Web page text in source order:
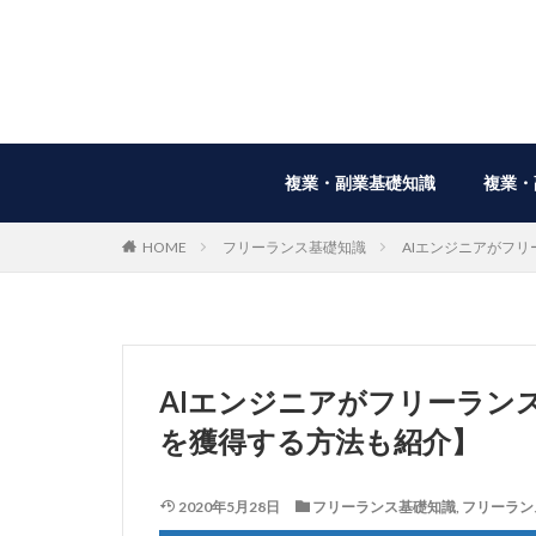
複業・副業基礎知識 複業
HOME フリーランス基礎知識 AIエンジニアがフリ
AIエンジニアがフリーラン
を獲得する方法も紹介】
2020年5月28日 フリーランス基礎知識, フリーラ